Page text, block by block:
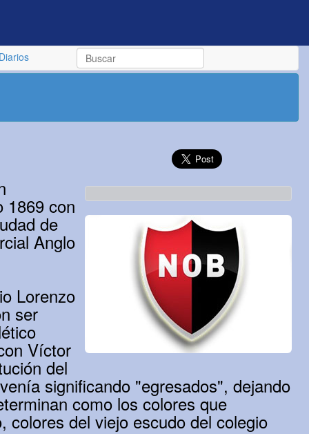
Diarios
1869 con
de
Anglo
Lorenzo
ser
Víctor
del
significando "egresados", dejando
como los colores que
colores del viejo escudo del colegio